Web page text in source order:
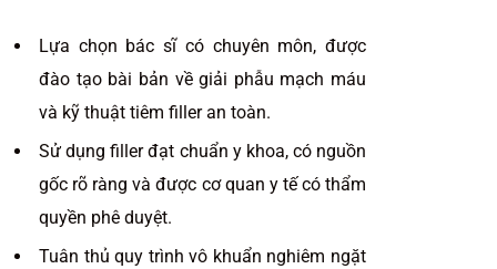
Lựa chọn bác sĩ có chuyên môn, được
đào tạo bài bản về giải phẫu mạch máu
và kỹ thuật tiêm filler an toàn.
Sử dụng filler đạt chuẩn y khoa, có nguồn
gốc rõ ràng và được cơ quan y tế có thẩm
quyền phê duyệt.
Tuân thủ quy trình vô khuẩn nghiêm ngặt